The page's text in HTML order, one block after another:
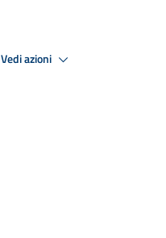
Vedi azioni